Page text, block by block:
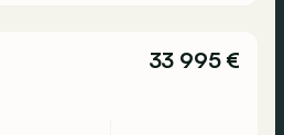
33 995 €